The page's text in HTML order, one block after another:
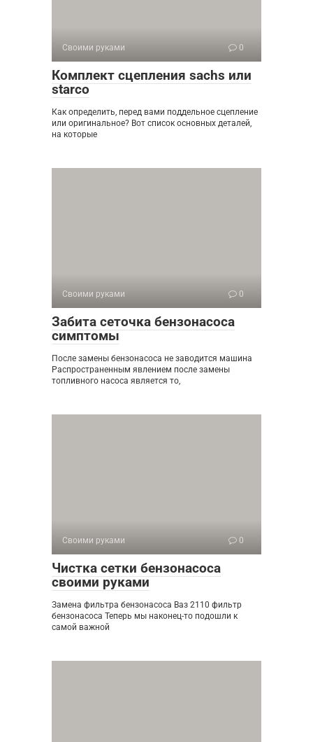
Своими руками 0
Комплект сцепления sachs или
starco
Как определить, перед вами поддельное сцепление
или оригинальное? Вот список основных деталей,
на которые
Своими руками 0
Забита сеточка бензонасоса
симптомы
После замены бензонасоса не заводится машина
Распространенным явлением после замены
топливного насоса является то,
Своими руками 0
Чистка сетки бензонасоса
своими руками
Замена фильтра бензонасоса Ваз 2110 фильтр
бензонасоса Теперь мы наконец-то подошли к
самой важной